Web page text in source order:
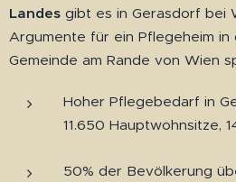
Landes gibt es in Gerasdorf bei
Argumente für ein Pflegeheim
Gemeinde am Rande von Wien
Hoher Pflegebedarf in
11.650 Hauptwohnsitze,
50% der Bevölkerung